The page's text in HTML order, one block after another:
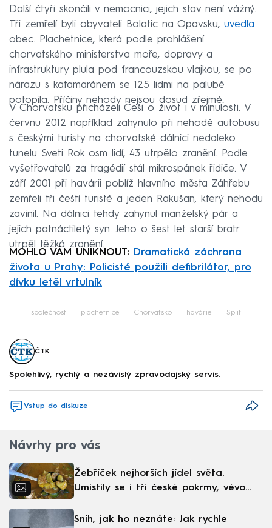
Další čtyři skončili v nemocnici, jejich stav není vážný.
Tři zemřelí byli obyvateli Bolatic na Opavsku, uvedla
obec. Plachetnice, která podle prohlášení
chorvatského ministerstva moře, dopravy a
infrastruktury plula pod francouzskou vlajkou, se po
nárazu s katamaránem se 125 lidmi na palubě
potopila. Příčiny nehody nejsou dosud zřejmé.
V Chorvatsku přicházeli Češi o život i v minulosti. V
červnu 2012 například zahynulo při nehodě autobusu
s českými turisty na chorvatské dálnici nedaleko
tunelu Sveti Rok osm lidí, 43 utrpělo zranění. Podle
vyšetřovatelů za tragédií stál mikrospánek řidiče. V
září 2001 při havárii poblíž hlavního města Záhřebu
zemřeli tři čeští turisté a jeden Rakušan, který nehodu
zavinil. Na dálnici tehdy zahynul manželský pár a
jejich patnáctiletý syn. Jeho o šest let starší bratr
utrpěl těžká zranění.
MOHLO VÁM UNIKNOUT:
Dramatická záchrana
života u Prahy: Policisté použili defibrilátor, pro
dívku letěl vrtulník
společnost plachetnice Chorvatsko havárie Split
ČTK
Spolehlivý, rychlý a nezávislý zpravodajský servis.
Vstup do diskuze
Návrhy pro vás
Žebříček nejhorších jídel světa.
Umístily se i tři české pokrmy, vévodí
Sníh, jak ho neznáte: Jak rychle